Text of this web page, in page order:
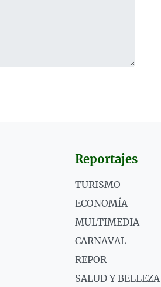
Reportajes
TURISMO
ECONOMÍA
MULTIMEDIA
CARNAVAL
REPOR
SALUD Y BELLEZA